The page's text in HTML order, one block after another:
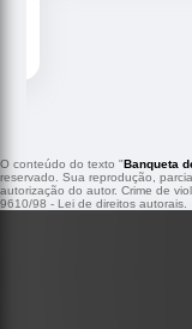
O conteúdo do texto "Banqueta
reservado. Sua reprodução,
autorização do autor. Crime de
9610/98 - Lei de direitos autorais